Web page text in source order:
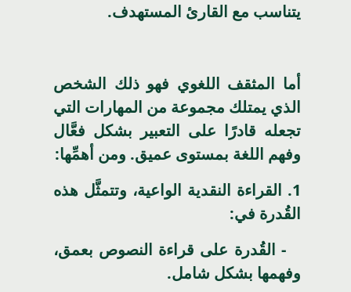
يتناسب مع القارئ المستهدف.
أما المثقف اللغوي فهو ذلك الشخص
الذي يمتلك مجموعة من المهارات التي
تجعله قادرًا على التعبير بشكل فعَّال
وفهم اللغة بمستوى عميق. ومن أهمِّها:
1. القراءة النقدية الواعية، وتتمثَّل هذه
القُدرة في:
- القُدرة على قراءة النصوص بعمق،
وفهمها بشكل شامل.